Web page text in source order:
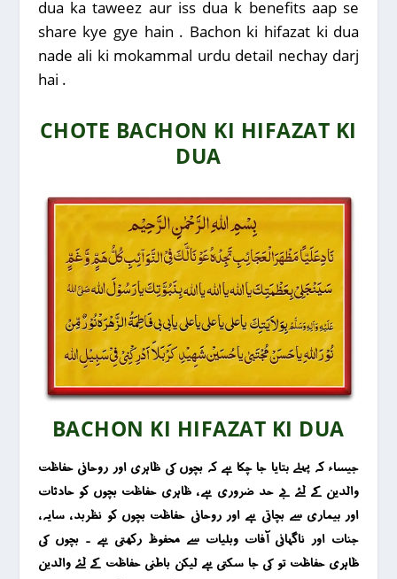
dua ka taweez aur iss dua k benefits aap se
share kye gye hain . Bachon ki hifazat ki dua
nade ali ki mokammal urdu detail nechay darj
hai .
CHOTE BACHON KI HIFAZAT KI
DUA
BACHON KI HIFAZAT KI DUA
جیساء کہ پہلے بتایا جا چکا ہے کہ بچوں کی ظاہری اور روحانی حفاظت
والدین کے لئے بے حد ضروری ہے ، ظاہری حفاظت بچوں کو حادثات
اور بیماری سے بچاتی ہے اور روحانی حفاظت بچوں کو نظربد ، سایہ ،
جنات اور ناگہانی آفات وبلیات سے محفوظ رکھتی ہے ۔ بچوں کی
ظاہری حفاظت تو کی جا سکتی ہے لیکن باطنی حفاظت کے لئے والدین